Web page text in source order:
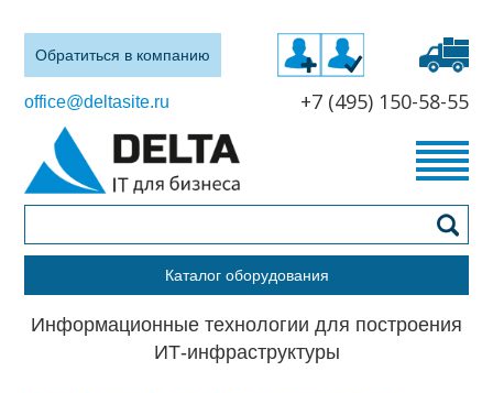
Обратиться в компанию
office@deltasite.ru +7 (495) 150-58-55
Каталог оборудования
Информационные технологии для построения
ИТ-инфраструктуры